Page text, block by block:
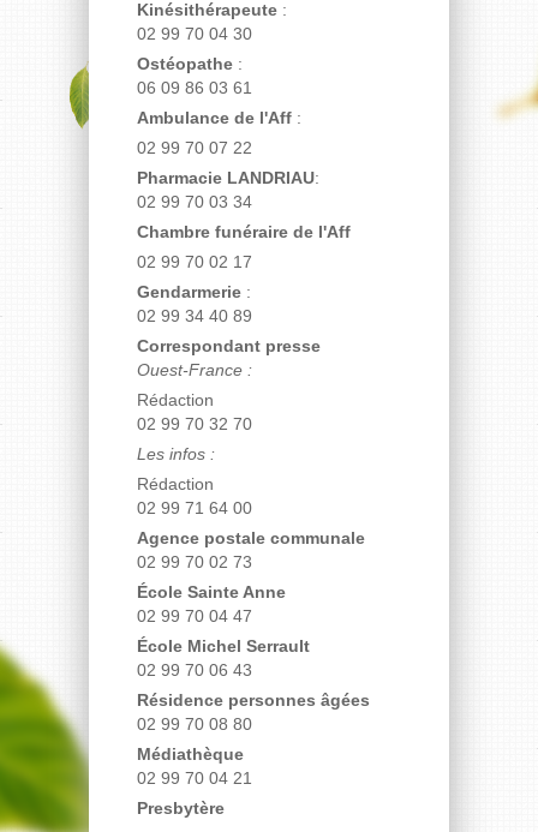
Kinésithérapeute :
02 99 70 04 30
Ostéopathe :
06 09 86 03 61
Ambulance de l'Aff :
02 99 70 07 22
Pharmacie LANDRIAU:
02 99 70 03 34
Chambre funéraire de l'Aff
02 99 70 02 17
Gendarmerie :
02 99 34 40 89
Correspondant presse
Ouest-France :
Rédaction
02 99 70 32 70
Les infos :
Rédaction
02 99 71 64 00
Agence postale communale
02 99 70 02 73
École Sainte Anne
02 99 70 04 47
École Michel Serrault
02 99 70 06 43
Résidence personnes âgées
02 99 70 08 80
Médiathèque
02 99 70 04 21
Presbytère